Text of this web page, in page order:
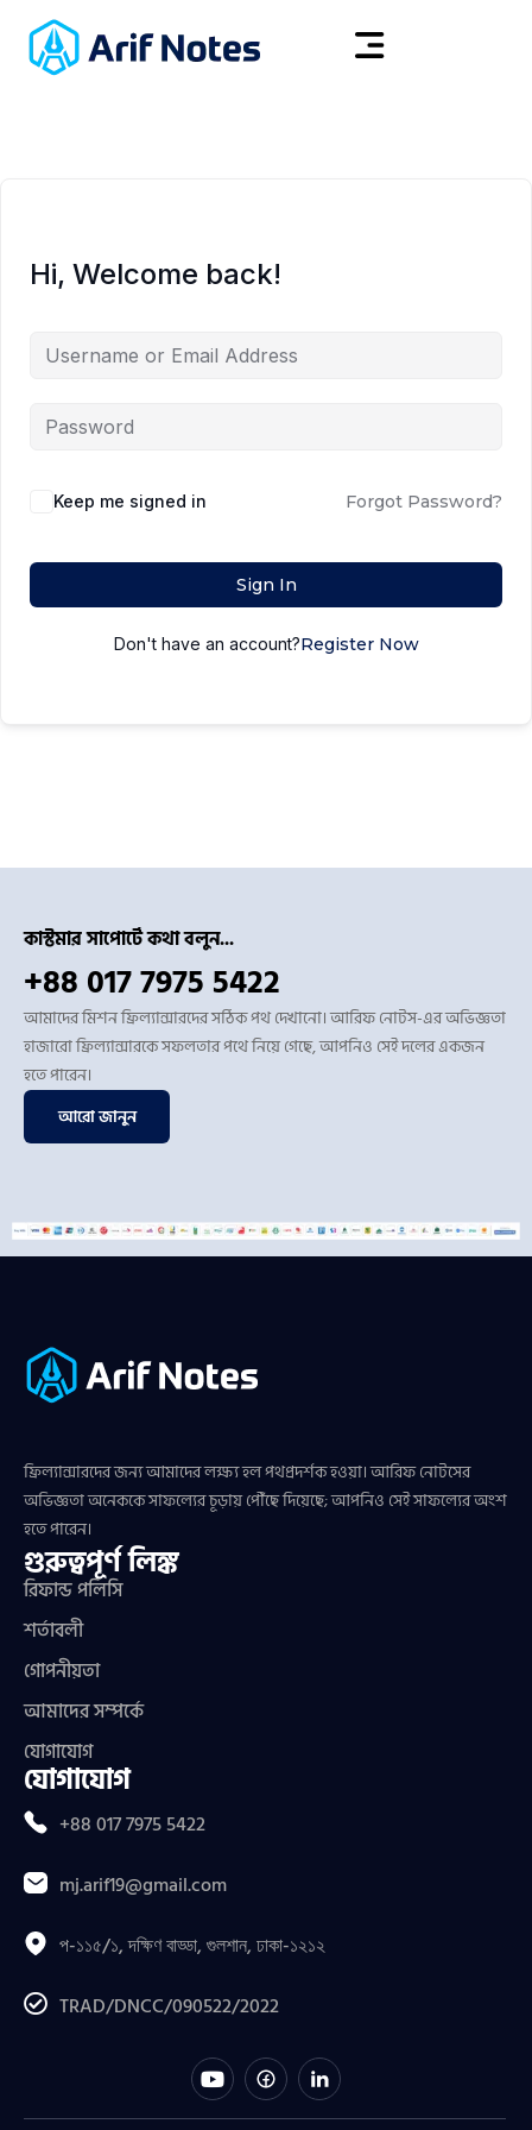
Hi, Welcome back!
Keep me signed in Forgot Password?
Sign In
Don't have an account?Register Now
কাস্টমার সাপোর্টে কথা বলুন...
+88 017 7975 5422
আমাদের মিশন ফ্রিল্যান্সারদের সঠিক পথ দেখানো। আরিফ নোটস-এর অভিজ্ঞতা
হাজারো ফ্রিল্যান্সারকে সফলতার পথে নিয়ে গেছে, আপনিও সেই দলের একজন
হতে পারেন।
আরো জানুন
ফ্রিল্যান্সারদের জন্য আমাদের লক্ষ্য হল পথপ্রদর্শক হওয়া। আরিফ নোটসের
অভিজ্ঞতা অনেককে সাফল্যের চূড়ায় পৌঁছে দিয়েছে; আপনিও সেই সাফল্যের অংশ
হতে পারেন।
গুরুত্বপূর্ণ লিঙ্ক
রিফান্ড পলিসি
শর্তাবলী
গোপনীয়তা
আমাদের সম্পর্কে
যোগাযোগ
যোগাযোগ
+88 017 7975 5422
mj.arif19@gmail.com
প-১১৫/১, দক্ষিণ বাড্ডা, গুলশান, ঢাকা-১২১২
TRAD/DNCC/090522/2022